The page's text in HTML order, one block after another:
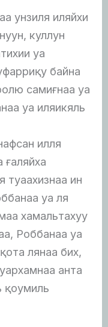
унзиля иляйхи
куллун
уа
байна
самиғнаа уа
уа иляикяль
илля
ғаляйха
туаахизнаа ин
уа ля
хамальтахуу
Роббанаа уа
лянаа бих,
анта
қоумиль